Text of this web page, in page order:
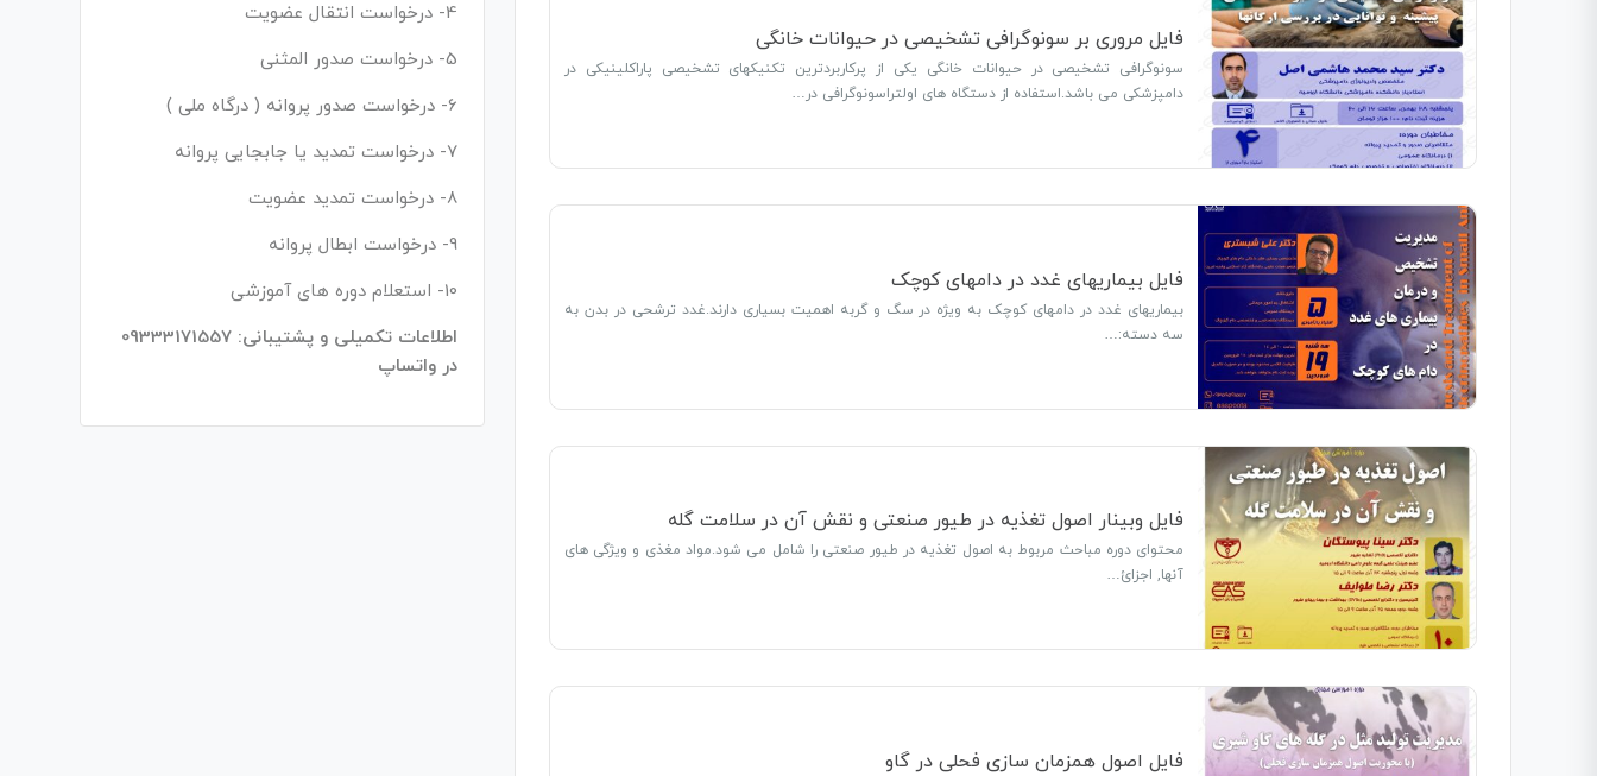
فایل مروری بر سونوگرافی تشخیصی در حیوانات خانگی
سونوگرافی تشخیصی در حیوانات خانگی یکی از پرکاربردترین تکنیکهای تشخیصی پاراکلینیکی در
دامپزشکی می باشد.استفاده از دستگاه های اولتراسونوگرافی در…
فایل بیماریهای غدد در دامهای کوچک
بیماریهای غدد در دامهای کوچک به ویژه در سگ و گربه اهمیت بسیاری دارند.غدد ترشحی در بدن به
سه دسته:…
فایل وبینار اصول تغذیه در طیور صنعتی و نقش آن در سلامت گله
محتوای دوره مباحث مربوط به اصول تغذیه در طیور صنعتی را شامل می شود.مواد مغذی و ویژگی های
آنها, اجزائ…
فایل اصول همزمان سازی فحلی در گاو
4- درخواست انتقال عضویت
5- درخواست صدور المثنی
6- درخواست صدور پروانه ( درگاه ملی )
7- درخواست تمدید یا جابجایی پروانه
8- درخواست تمدید عضویت
9- درخواست ابطال پروانه
10- استعلام دوره های آموزشی
اطلاعات تکمیلی و پشتیبانی: 09333171557
در واتساپ